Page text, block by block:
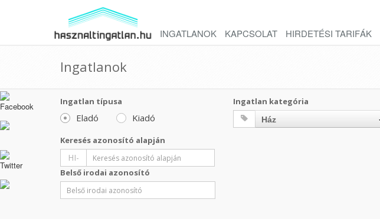
INGATLANOK KAPCSOLAT HIRDETÉSI TARIFÁK
Ingatlanok
Ingatlan típusa
Eladó Kiadó
Ingatlan kategória
Ház
Keresés azonosító alapján
HI-
Belső irodai azonosító